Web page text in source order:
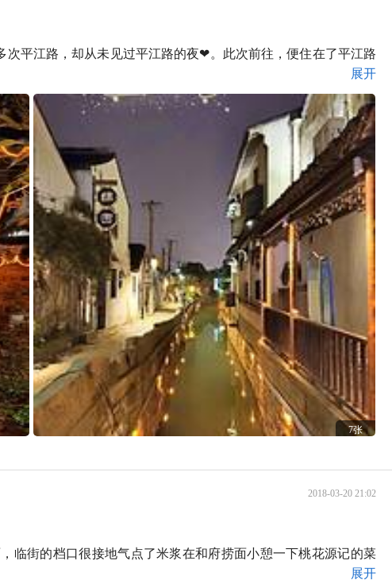
平江路，却从未见过平江路的夜❤。此次前往，便住在了平江路
展开
7张
2018-03-20 21:02
临街的档口很接地气点了米浆在和府捞面小憩一下桃花源记的菜
展开